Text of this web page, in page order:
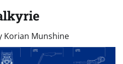
Korian Munshine